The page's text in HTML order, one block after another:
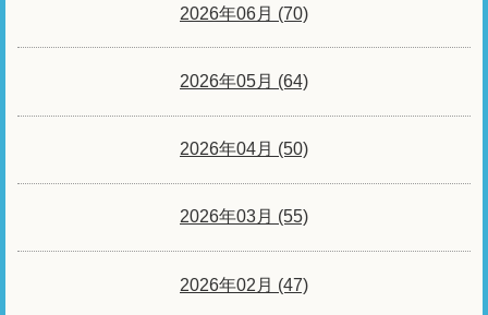
2026年06月 (70)
2026年05月 (64)
2026年04月 (50)
2026年03月 (55)
2026年02月 (47)